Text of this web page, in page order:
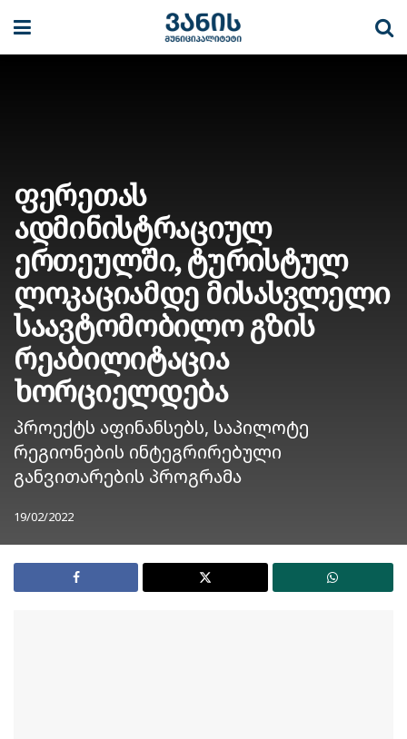
ფერეთას
ადმინისტრაციულ
ერთეულში, ტურისტულ
ლოკაციამდე მისასვლელი
საავტომობილო გზის
რეაბილიტაცია
ხორციელდება
პროექტს აფინანსებს, საპილოტე
რეგიონების ინტეგრირებული
განვითარების პროგრამა
19/02/2022